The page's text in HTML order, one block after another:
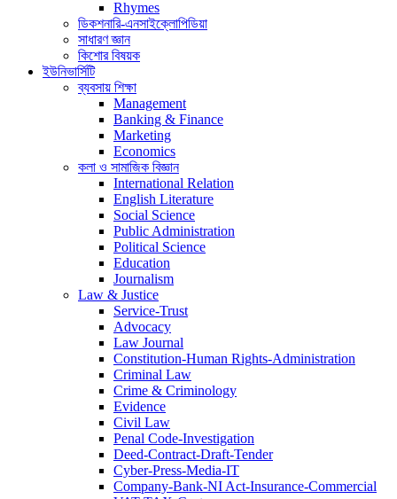
Rhymes
ডিকশনারি-এনসাইক্লোপিডিয়া
সাধারণ জ্ঞান
কিশোর বিষয়ক
ইউনিভার্সিটি
ব্যবসায় শিক্ষা
Management
Banking & Finance
Marketing
Economics
কলা ও সামাজিক বিজ্ঞান
International Relation
English Literature
Social Science
Public Administration
Political Science
Education
Journalism
Law & Justice
Service-Trust
Advocacy
Law Journal
Constitution-Human Rights-Administration
Criminal Law
Crime & Criminology
Evidence
Civil Law
Penal Code-Investigation
Deed-Contract-Draft-Tender
Cyber-Press-Media-IT
Company-Bank-NI Act-Insurance-Commercial